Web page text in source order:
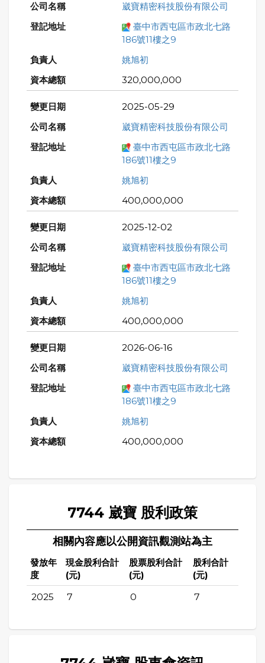
崴寶精密科技股份有限公司
臺中市西屯區市政北七路
186號11樓之9
姚旭初
320,000,000
2025-05-29
崴寶精密科技股份有限公司
臺中市西屯區市政北七路
186號11樓之9
姚旭初
400,000,000
2025-12-02
崴寶精密科技股份有限公司
臺中市西屯區市政北七路
186號11樓之9
姚旭初
400,000,000
2026-06-16
崴寶精密科技股份有限公司
臺中市西屯區市政北七路
186號11樓之9
姚旭初
400,000,000
7744 崴寶 股利政策
相關內容應以公開資訊觀測站為主
發放年
度
現金股利合計
(元)
股票股利合計
(元)
股利合計
(元)
2025 7 0 7